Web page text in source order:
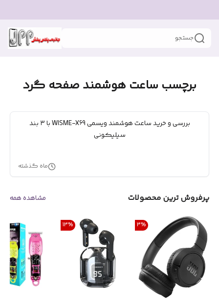
جستجو
برچسب ساعت هوشمند صفحه گرد
بررسی و خرید ساعت هوشمند ویسمی WISME-X69 با ۳ بند
سیلیکونی
ماه گذشته
پرفروش ترین محصولات مشاهده همه
3%
13%